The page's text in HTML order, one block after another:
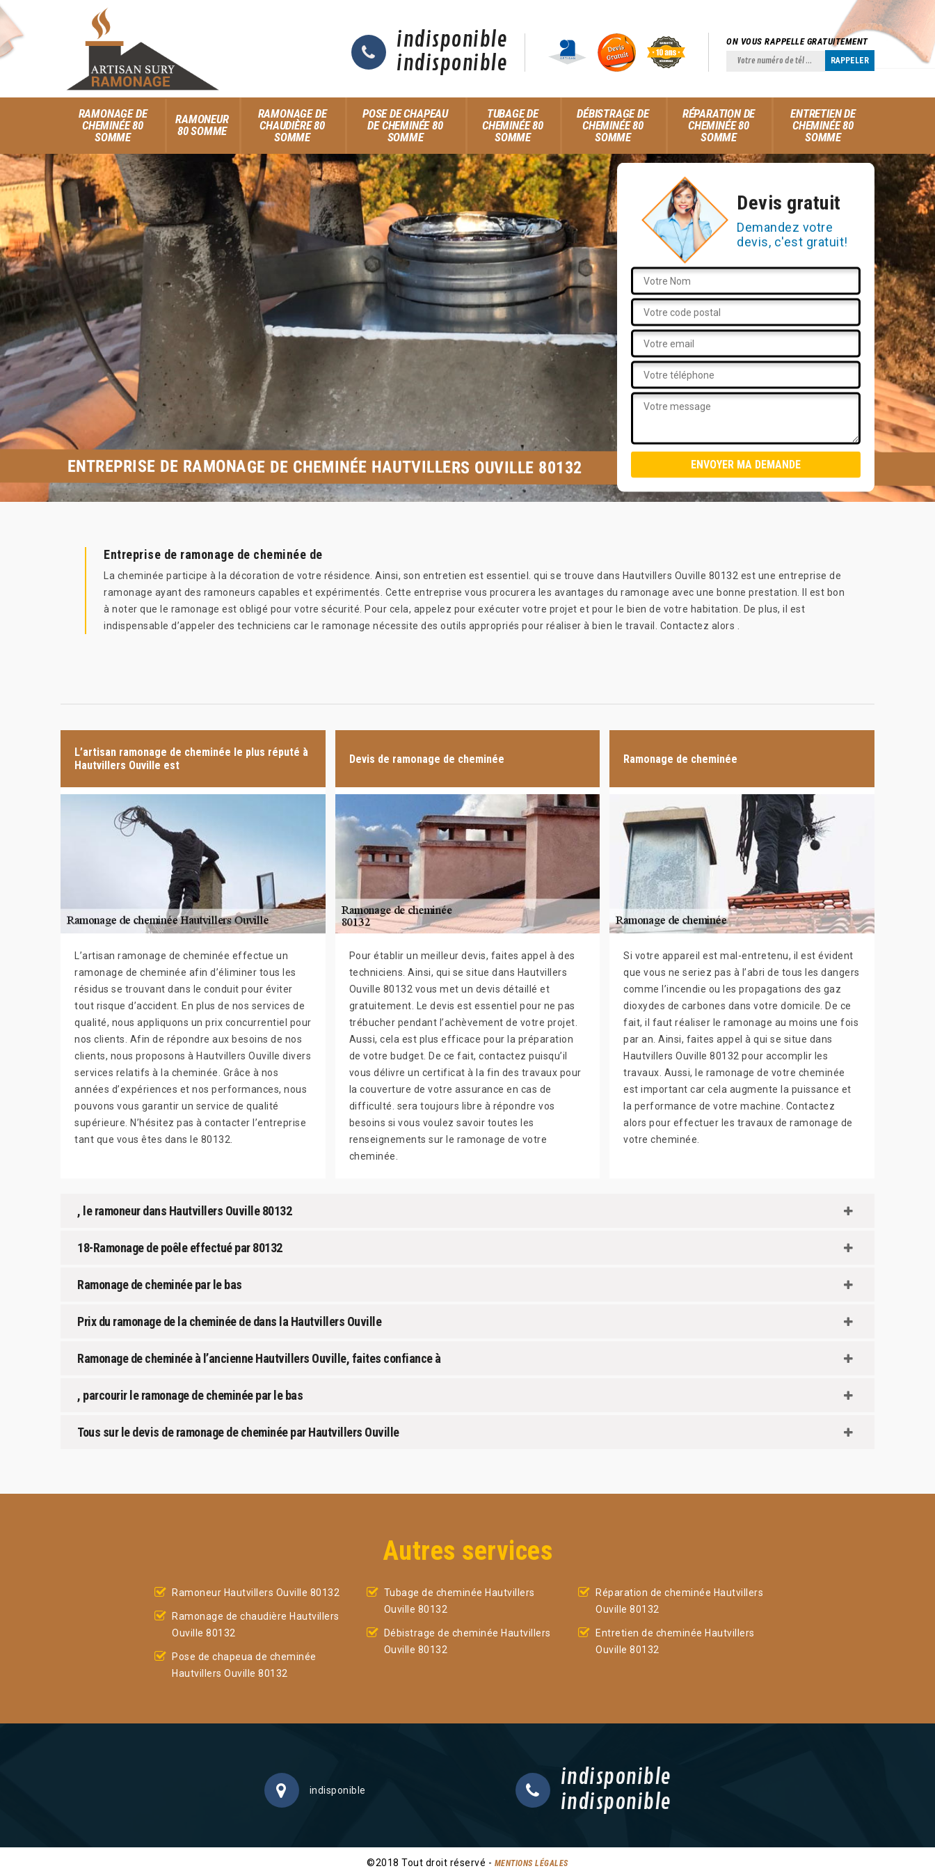
indisponible
indisponible
ON VOUS RAPPELLE GRATUITEMENT
RAMONAGE DE
CHEMINÉE 80
SOMME
RAMONEUR
80 SOMME
RAMONAGE DE
CHAUDIÈRE 80
SOMME
POSE DE CHAPEAU
DE CHEMINÉE 80
SOMME
TUBAGE DE
CHEMINÉE 80
SOMME
DÉBISTRAGE DE
CHEMINÉE 80
SOMME
RÉPARATION DE
CHEMINÉE 80
SOMME
ENTRETIEN DE
CHEMINÉE 80
SOMME
Devis gratuit
Demandez votre
devis, c'est gratuit!
ENTREPRISE DE RAMONAGE DE CHEMINÉE HAUTVILLERS OUVILLE 80132
Entreprise de ramonage de cheminée de
La cheminée participe à la décoration de votre résidence. Ainsi, son entretien est essentiel. qui se trouve dans Hautvillers Ouville 80132 est une entreprise de
ramonage ayant des ramoneurs capables et expérimentés. Cette entreprise vous procurera les avantages du ramonage avec une bonne prestation. Il est bon
à noter que le ramonage est obligé pour votre sécurité. Pour cela, appelez pour exécuter votre projet et pour le bien de votre habitation. De plus, il est
indispensable d’appeler des techniciens car le ramonage nécessite des outils appropriés pour réaliser à bien le travail. Contactez alors .
L’artisan ramonage de cheminée le plus réputé à
Hautvillers Ouville est
L’artisan ramonage de cheminée effectue un
ramonage de cheminée afin d’éliminer tous les
résidus se trouvant dans le conduit pour éviter
tout risque d’accident. En plus de nos services de
qualité, nous appliquons un prix concurrentiel pour
nos clients. Afin de répondre aux besoins de nos
clients, nous proposons à Hautvillers Ouville divers
services relatifs à la cheminée. Grâce à nos
années d’expériences et nos performances, nous
pouvons vous garantir un service de qualité
supérieure. N’hésitez pas à contacter l’entreprise
tant que vous êtes dans le 80132.
Devis de ramonage de cheminée
Pour établir un meilleur devis, faites appel à des
techniciens. Ainsi, qui se situe dans Hautvillers
Ouville 80132 vous met un devis détaillé et
gratuitement. Le devis est essentiel pour ne pas
trébucher pendant l’achèvement de votre projet.
Aussi, cela est plus efficace pour la préparation
de votre budget. De ce fait, contactez puisqu’il
vous délivre un certificat à la fin des travaux pour
la couverture de votre assurance en cas de
difficulté. sera toujours libre à répondre vos
besoins si vous voulez savoir toutes les
renseignements sur le ramonage de votre
cheminée.
Ramonage de cheminée
Si votre appareil est mal-entretenu, il est évident
que vous ne seriez pas à l’abri de tous les dangers
comme l’incendie ou les propagations des gaz
dioxydes de carbones dans votre domicile. De ce
fait, il faut réaliser le ramonage au moins une fois
par an. Ainsi, faites appel à qui se situe dans
Hautvillers Ouville 80132 pour accomplir les
travaux. Aussi, le ramonage de votre cheminée
est important car cela augmente la puissance et
la performance de votre machine. Contactez
alors pour effectuer les travaux de ramonage de
votre cheminée.
, le ramoneur dans Hautvillers Ouville 80132
18-Ramonage de poêle effectué par 80132
Ramonage de cheminée par le bas
Prix du ramonage de la cheminée de dans la Hautvillers Ouville
Ramonage de cheminée à l’ancienne Hautvillers Ouville, faites confiance à
, parcourir le ramonage de cheminée par le bas
Tous sur le devis de ramonage de cheminée par Hautvillers Ouville
Autres services
Ramoneur Hautvillers Ouville 80132
Ramonage de chaudière Hautvillers
Ouville 80132
Pose de chapeua de cheminée
Hautvillers Ouville 80132
Tubage de cheminée Hautvillers
Ouville 80132
Débistrage de cheminée Hautvillers
Ouville 80132
Réparation de cheminée Hautvillers
Ouville 80132
Entretien de cheminée Hautvillers
Ouville 80132
indisponible
indisponible
indisponible
©2018 Tout droit réservé - MENTIONS LÉGALES